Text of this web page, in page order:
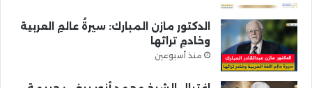
الدكتور مازن المبارك: سيرةُ عالمِ العربية
وخادمِ تراثها
منذ أسبوعين